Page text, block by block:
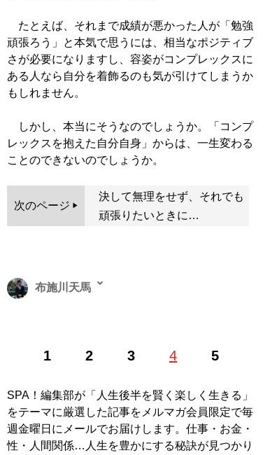
たとえば、それまで成績が悪かった人が「勉強
頑張ろう」と本気で思うには、相当なポジティブ
さが必要になりますし、容姿がコンプレックスに
ある人なら自分を着飾るのも気が引けてしまうか
もしれません。
しかし、本当にそうなのでしょうか。「コンプ
レックスを抱えた自分自身」からは、一生変わる
ことのできないのでしょうか。
次のページ
決して無理をせず、それでも
頑張りたいときに…
1 2 3 4 5
布施川天馬
団」評議員。 1997年生まれ。世帯年収300万円台の家庭
末東大合格を果たす。著書に最小コストで結果を出すノ
ウハウを体系化した『
東大式節約勉強法 』、膨大な範囲
と量の受験勉強をする中で気がついた「コスパを極限ま
で高める時間の使い方」を解説した『 東大式時間術
』な
SPA！編集部が「人生後半を賢く楽しく生きる」
をテーマに厳選した記事をメルマガ会員限定で毎
週金曜日にメールでお届けします。仕事・お金・
性・人間関係…人生を豊かにする秘訣が見つかり